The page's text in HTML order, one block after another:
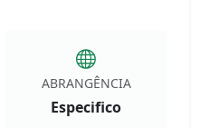
ABRANGÊNCIA
Especifico